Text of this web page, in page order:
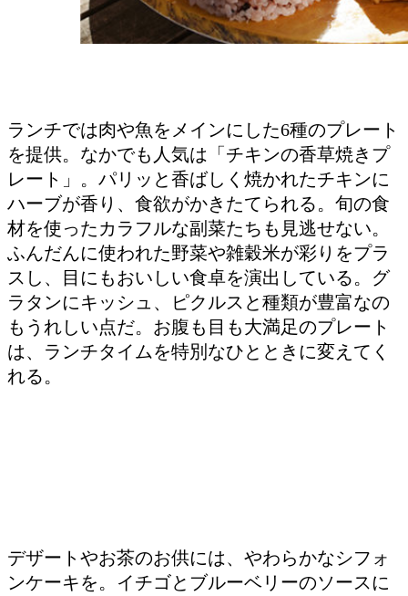
ランチでは肉や魚をメインにした6種のプレート
を提供。なかでも人気は「チキンの香草焼きプ
レート」。パリッと香ばしく焼かれたチキンに
ハーブが香り、食欲がかきたてられる。旬の食
材を使ったカラフルな副菜たちも見逃せない。
ふんだんに使われた野菜や雑穀米が彩りをプラ
スし、目にもおいしい食卓を演出している。グ
ラタンにキッシュ、ピクルスと種類が豊富なの
もうれしい点だ。お腹も目も大満足のプレート
は、ランチタイムを特別なひとときに変えてく
れる。
デザートやお茶のお供には、やわらかなシフォ
ンケーキを。イチゴとブルーベリーのソースに